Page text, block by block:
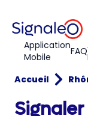
Application
Mobile
FAQ
Accueil